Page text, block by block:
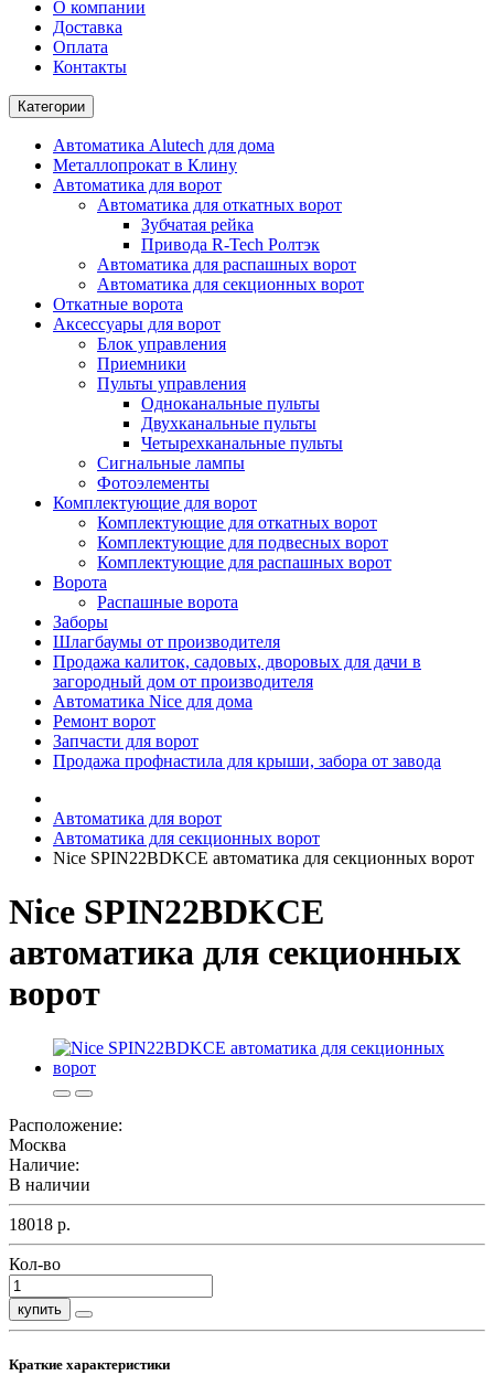
О компании
Доставка
Оплата
Контакты
Категории
Автоматика Alutech для дома
Металлопрокат в Клину
Автоматика для ворот
Автоматика для откатных ворот
Зубчатая рейка
Привода R-Tech Ролтэк
Автоматика для распашных ворот
Автоматика для секционных ворот
Откатные ворота
Аксессуары для ворот
Блок управления
Приемники
Пульты управления
Одноканальные пульты
Двухканальные пульты
Четырехканальные пульты
Сигнальные лампы
Фотоэлементы
Комплектующие для ворот
Комплектующие для откатных ворот
Комплектующие для подвесных ворот
Комплектующие для распашных ворот
Ворота
Распашные ворота
Заборы
Шлагбаумы от производителя
Продажа калиток, садовых, дворовых для дачи в
загородный дом от производителя
Автоматика Nice для дома
Ремонт ворот
Запчасти для ворот
Продажа профнастила для крыши, забора от завода
Автоматика для ворот
Автоматика для секционных ворот
Nice SPIN22BDKCE автоматика для секционных ворот
Nice SPIN22BDKCE
автоматика для секционных
ворот
Расположение:
Москва
Наличие:
В наличии
18018 р.
Кол-во
купить
Краткие характеристики